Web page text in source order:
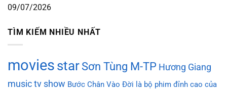
09/07/2026
TÌM KIẾM NHIỀU NHẤT
movies starSơn Tùng M-TP Hương Giang
music tv show Bước Chân Vào Đời là bộ phim đỉnh cao của